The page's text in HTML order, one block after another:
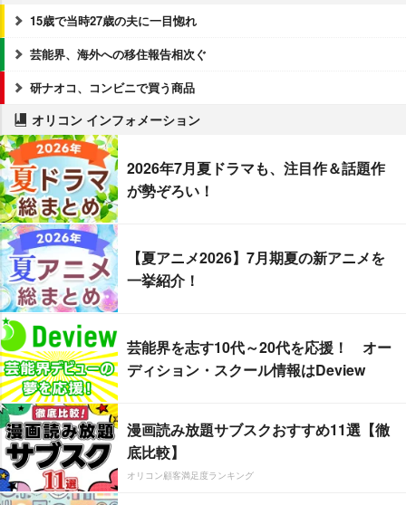
15歳で当時27歳の夫に一目惚れ
芸能界、海外への移住報告相次ぐ
研ナオコ、コンビニで買う商品
オリコン インフォメーション
2026年7月夏ドラマも、注目作＆話題作
が勢ぞろい！
【夏アニメ2026】7月期夏の新アニメを
一挙紹介！
芸能界を志す10代～20代を応援！ オー
ディション・スクール情報はDeview
漫画読み放題サブスクおすすめ11選【徹
底比較】
オリコン顧客満足度ランキング